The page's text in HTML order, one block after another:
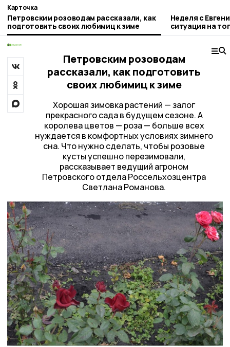
Карточка
Петровским розоводам рассказали, как
подготовить своих любимиц к зиме
Неделя с
ситуация на
городе и
Петровским розоводам
рассказали, как подготовить
своих любимиц к зиме
Хорошая зимовка растений — залог
прекрасного сада в будущем сезоне. А
королева цветов — роза — больше всех
нуждается в комфортных условиях зимнего
сна. Что нужно сделать, чтобы розовые
кусты успешно перезимовали,
рассказывает ведущий агроном
Петровского отдела Россельхозцентра
Светлана Романова.